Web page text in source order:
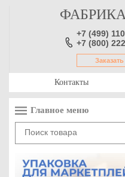
+7 (499)
+7 (800)
Контакты
Главное меню